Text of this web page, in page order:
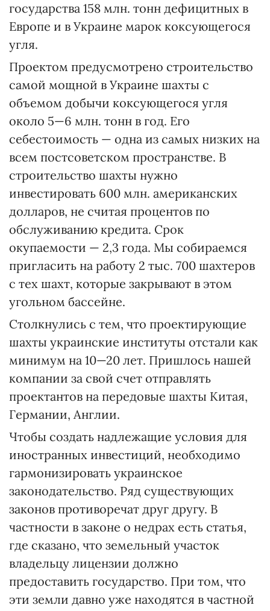
государства 158 млн. тонн дефицитных в
Европе и в Украине марок коксующегося
угля.
Проектом предусмотрено строительство
самой мощной в Украине шахты с
объемом добычи коксующегося угля
около 5—6 млн. тонн в год. Его
себестоимость — одна из самых низких на
всем постсоветском пространстве. В
строительство шахты нужно
инвестировать 600 млн. американских
долларов, не считая процентов по
обслуживанию кредита. Срок
окупаемости — 2,3 года. Мы собираемся
пригласить на работу 2 тыс. 700 шахтеров
с тех шахт, которые закрывают в этом
угольном бассейне.
Столкнулись с тем, что проектирующие
шахты украинские институты отстали как
минимум на 10—20 лет. Пришлось нашей
компании за свой счет отправлять
проектантов на передовые шахты Китая,
Германии, Англии.
Чтобы создать надлежащие условия для
иностранных инвестиций, необходимо
гармонизировать украинское
законодательство. Ряд существующих
законов противоречат друг другу. В
частности в законе о недрах есть статья,
где сказано, что земельный участок
владельцу лицензии должно
предоставить государство. При том, что
эти земли давно уже находятся в частной